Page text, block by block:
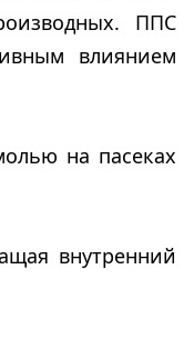
ППС
влиянием
на пасеках
внутренний